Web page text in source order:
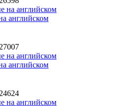
английском
английском